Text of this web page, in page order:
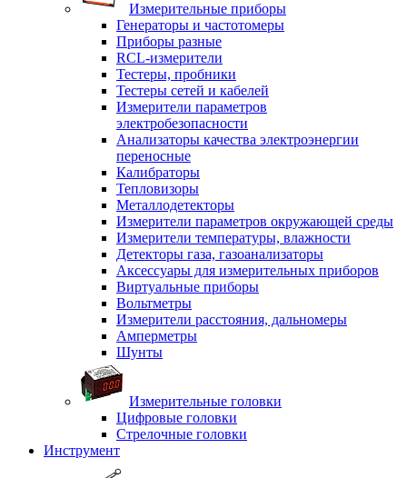
Измерительные приборы
Генераторы и частотомеры
Приборы разные
RCL-измерители
Тестеры, пробники
Тестеры сетей и кабелей
Измерители параметров
электробезопасности
Анализаторы качества электроэнергии
переносные
Калибраторы
Тепловизоры
Металлодетекторы
Измерители параметров окружающей среды
Измерители температуры, влажности
Детекторы газа, газоанализаторы
Аксессуары для измерительных приборов
Виртуальные приборы
Вольтметры
Измерители расстояния, дальномеры
Амперметры
Шунты
Измерительные головки
Цифровые головки
Стрелочные головки
Инструмент